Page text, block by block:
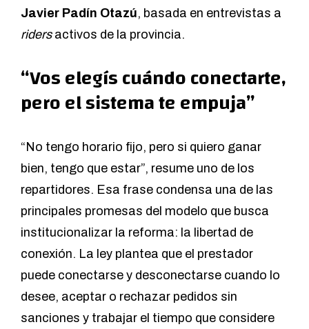
Javier Padín Otazú, basada en entrevistas a
ridersactivos de la provincia.
“Vos elegís cuándo conectarte,
pero el sistema te empuja”
“No tengo horario fijo, pero si quiero ganar
bien, tengo que estar”, resume uno de los
repartidores. Esa frase condensa una de las
principales promesas del modelo que busca
institucionalizar la reforma: la libertad de
conexión. La ley plantea que el prestador
puede conectarse y desconectarse cuando lo
desee, aceptar o rechazar pedidos sin
sanciones y trabajar el tiempo que considere